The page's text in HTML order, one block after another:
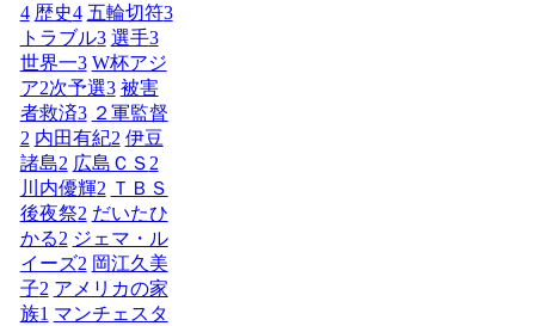
4 歴史4 五輪切符3
トラブル3 選手3
世界一3 W杯アジ
ア2次予選3 被害
者救済3 ２軍監督
2 内田有紀2 伊豆
諸島2 広島ＣＳ 2
川内優輝2 ＴＢＳ
後夜祭2 だいたひ
かる2 ジェマ・ル
イーズ2 岡江久美
子2 アメリカの家
族1 マンチェスタ